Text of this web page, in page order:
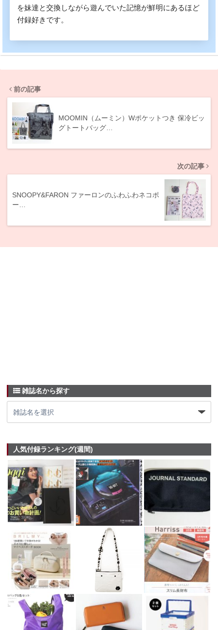
を妹達と交換しながら遊んでいた記憶が鮮明にあるほど
付録好きです。
前の記事
MOOMIN（ムーミン）Wポケットつき 保冷ビッ
グトートバッグ…
次の記事
SNOOPY&FARON ファーロンのふわふわネコポ
ー…
雑誌名から探す
人気付録ランキング(週間)